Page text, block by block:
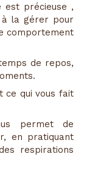
est précieuse ,
à la gérer pour
comportement
de repos,
ce qui vous fait
permet de
en pratiquant
respirations